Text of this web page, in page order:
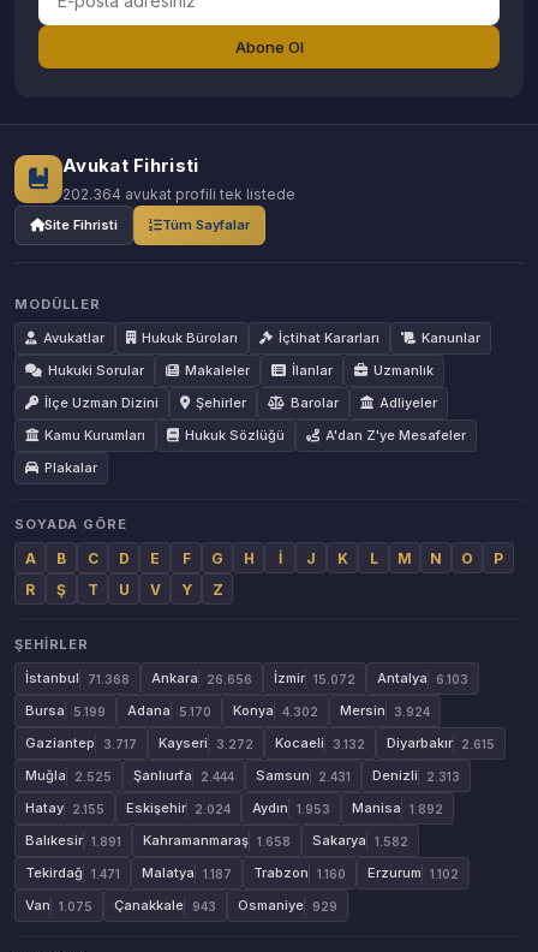
Abone Ol
Avukat Fihristi
202.364 avukat profili tek listede
Site Fihristi Tüm Sayfalar
MODÜLLER
Avukatlar
Hukuk Büroları İçtihat Kararları
Kanunlar
Hukuki Sorular
Makaleler İlanlar
Uzmanlık
İlçe Uzman Dizini
Şehirler Barolar
Adliyeler
Kamu Kurumları
Hukuk Sözlüğü
A'dan Z'ye Mesafeler
Plakalar
SOYADA GÖRE
A B C D E F G H İ J K L M N O
P
R
Ş T U V Y Z
ŞEHIRLER
İstanbul
71.368 Ankara 26.656 İzmir 15.072 Antalya 6.103
Bursa 5.199 Adana 5.170 Konya 4.302 Mersin 3.924
Gaziantep 3.717 Kayseri 3.272 Kocaeli 3.132 Diyarbakır 2.615
Muğla 2.525 Şanlıurfa 2.444 Samsun 2.431 Denizli 2.313
Hatay 2.155 Eskişehir 2.024 Aydın 1.953 Manisa 1.892
Balıkesir 1.891 Kahramanmaraş 1.658 Sakarya 1.582
Tekirdağ 1.471 Malatya 1.187 Trabzon 1.160 Erzurum 1.102
Van 1.075 Çanakkale 943 Osmaniye 929